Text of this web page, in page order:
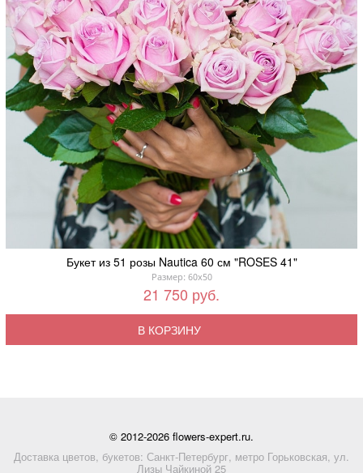
Букет из 51 розы Nautica 60 см "ROSES 41"
Размер: 60x50
21 750 руб.
В КОРЗИНУ
© 2012-2026 flowers-expert.ru.
Доставка цветов, букетов: Санкт-Петербург, метро Горьковская, ул.
Лизы Чайкиной 25